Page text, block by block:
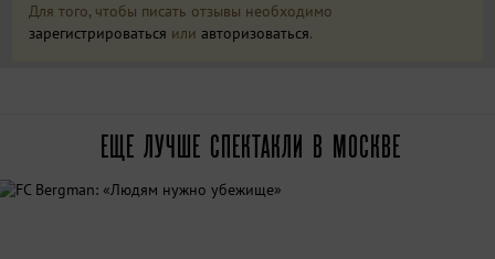
Для того, чтобы писать отзывы необходимо
зарегистрироваться или авторизоваться.
ЕЩЕ ЛУЧШЕ СПЕКТАКЛИ В МОСКВЕ